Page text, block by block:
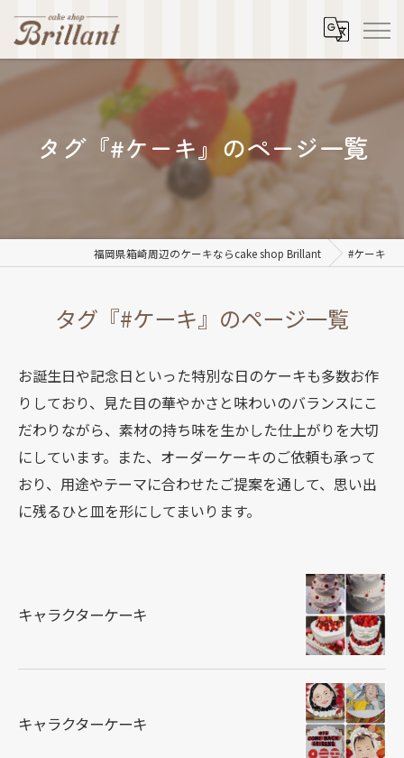
タグ『#ケーキ』のページ一覧
福岡県箱崎周辺のケーキならcake shop Brillant #ケーキ
タグ『#ケーキ』のページ一覧
お誕生日や記念日といった特別な日のケーキも多数お作
りしており、見た目の華やかさと味わいのバランスにこ
だわりながら、素材の持ち味を生かした仕上がりを大切
にしています。また、オーダーケーキのご依頼も承って
おり、用途やテーマに合わせたご提案を通して、思い出
に残るひと皿を形にしてまいります。
キャラクターケーキ
キャラクターケーキ